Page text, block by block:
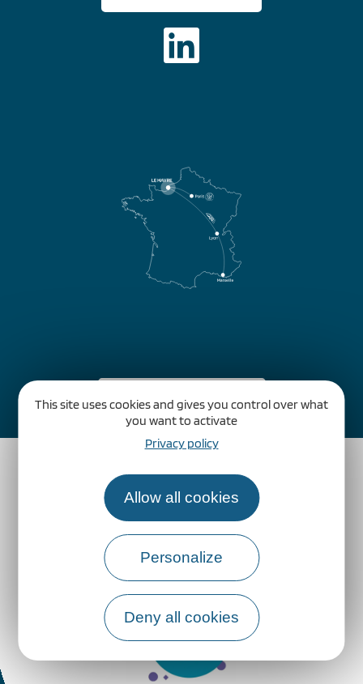
This site uses cookies and gives you control over what
you want to activate
Privacy policy
Allow all cookies
Personalize
Deny all cookies
Comment venir ?